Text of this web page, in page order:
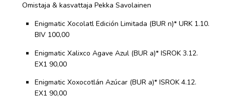
Omistaja & kasvattaja Pekka Savolainen
Enigmatic Xocolatl Edición Limitada (BUR n)* URK 1.10.
BIV 100,00
Enigmatic Xalixco Agave Azul (BUR a)* ISROK 3.12.
EX1 90,00
Enigmatic Xoxocotlán Azúcar (BUR a)* ISROK 4.12.
EX1 90,00